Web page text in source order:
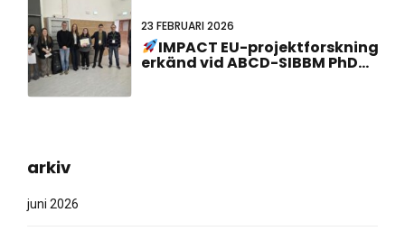
23 FEBRUARI 2026
IMPACT EU-projektforskning
erkänd vid ABCD-SIBBM PhD
arkiv
juni 2026